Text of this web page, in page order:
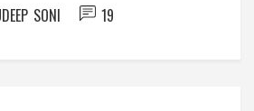
SONI 19